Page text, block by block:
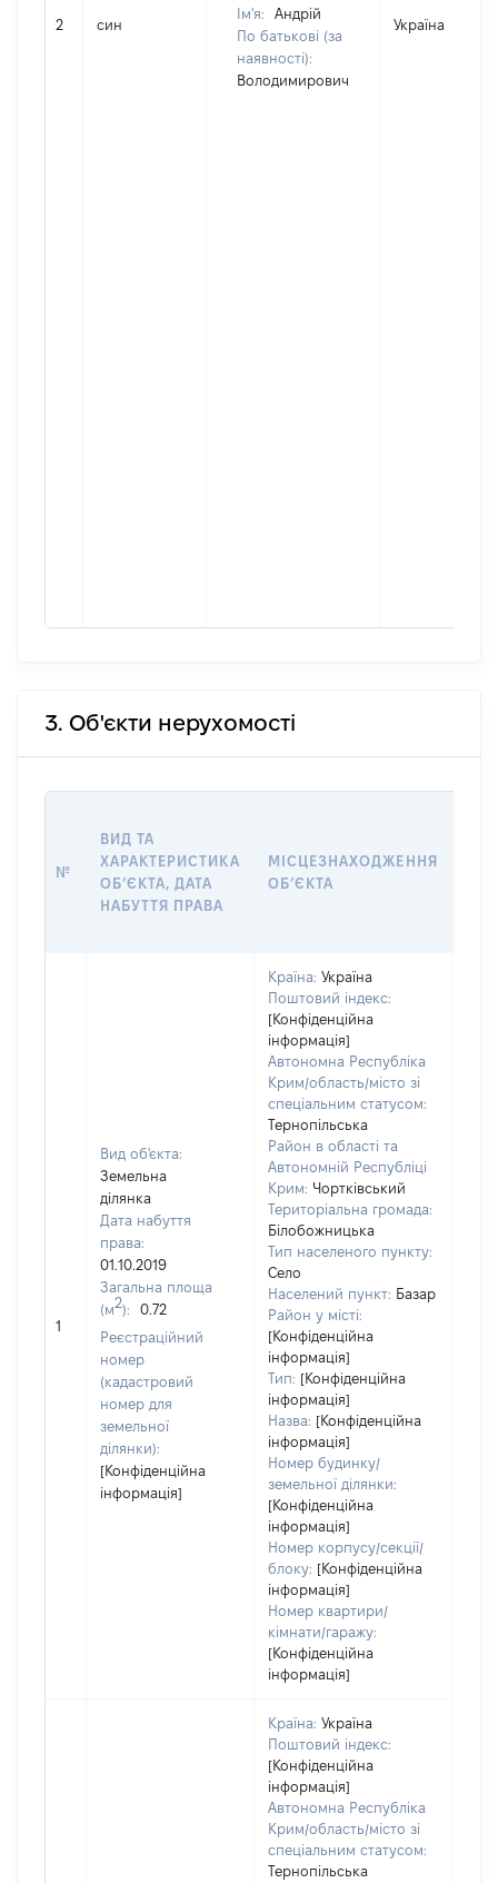
2 син
Ім'я:
Андрій
По батькові (за
наявності):
Володимирович
Україна
3. Об'єкти нерухомості
№
ВИД ТА
ХАРАКТЕРИСТИКА
ОБʼЄКТА, ДАТА
НАБУТТЯ ПРАВА
МІСЦЕЗНАХОДЖЕННЯ
ОБʼЄКТА
1
Вид об'єкта:
Земельна
ділянка
Дата набуття
права:
01.10.2019
Загальна площа
(м2):
0.72
Реєстраційний
номер
(кадастровий
номер для
земельної
ділянки):
[Конфіденційна
інформація]
Країна: Україна
Поштовий індекс:
[Конфіденційна
інформація]
Автономна Республіка
Крим/область/місто зі
спеціальним статусом:
Тернопільська
Район в області та
Автономній Республіці
Крим: Чортківський
Територіальна громада:
Білобожницька
Тип населеного пункту:
Село
Населений пункт: Базар
Район у місті:
[Конфіденційна
інформація]
Тип: [Конфіденційна
інформація]
Назва: [Конфіденційна
інформація]
Номер будинку/
земельної ділянки:
[Конфіденційна
інформація]
Номер корпусу/секції/
блоку: [Конфіденційна
інформація]
Номер квартири/
кімнати/гаражу:
[Конфіденційна
інформація]
Країна: Україна
Поштовий індекс:
[Конфіденційна
інформація]
Автономна Республіка
Крим/область/місто зі
спеціальним статусом:
Тернопільська